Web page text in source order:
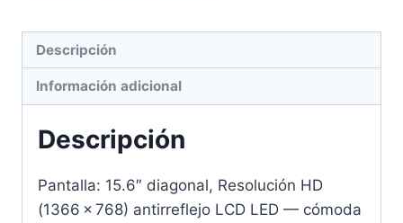
Descripción
Información adicional
Descripción
Pantalla: 15.6″ diagonal, Resolución HD
(1366 × 768) antirreflejo LCD LED — cómoda